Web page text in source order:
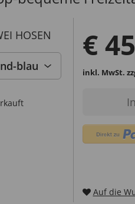
HOSEN
blau
€45
inkl. MwSt.
Auf die